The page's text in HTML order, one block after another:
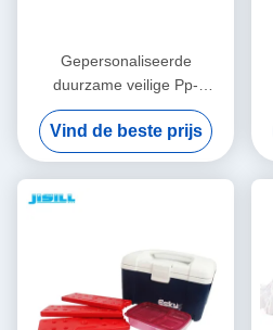
Gepersonaliseerde
duurzame veilige Pp-
materiaal herbruikbare
warmtepakketten
Handwarmers
Vind de beste prijs